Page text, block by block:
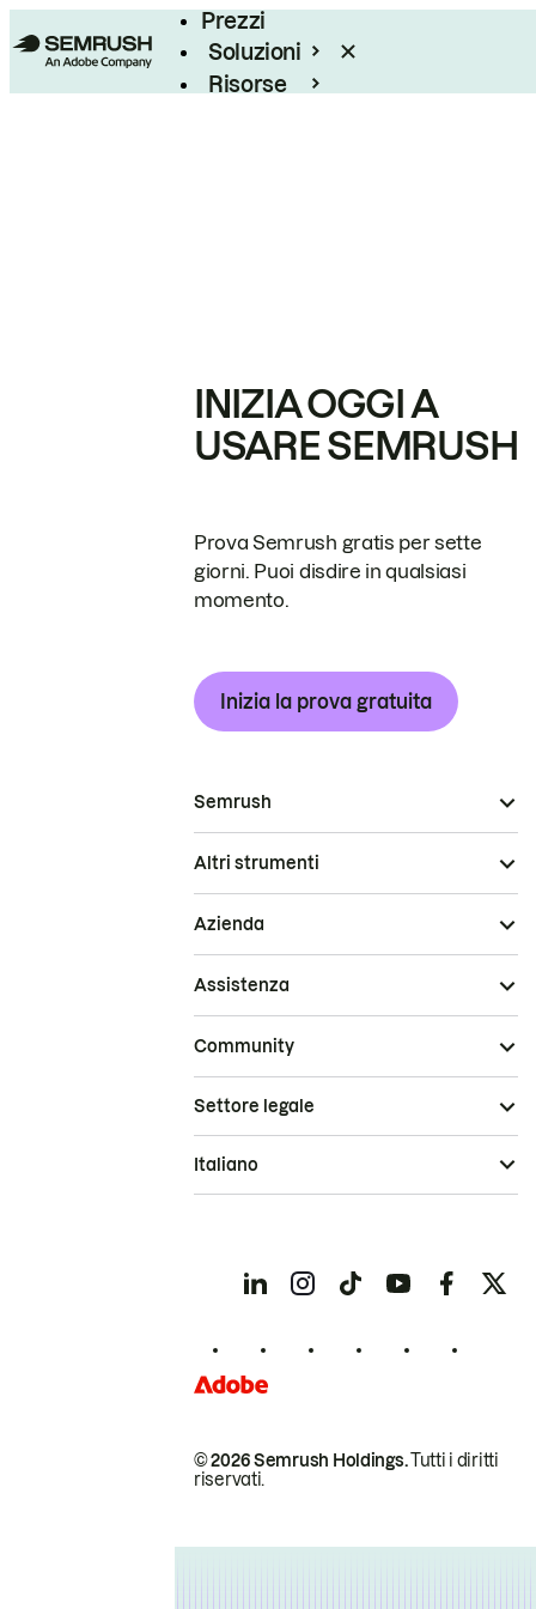
Prezzi
Soluzioni
Risorse
INIZIA OGGI A
USARE SEMRUSH
Prova Semrush gratis per sette
giorni. Puoi disdire in qualsiasi
momento.
Inizia la prova gratuita
Semrush
Altri strumenti
Azienda
Assistenza
Community
© 2026 Semrush Holdings.Tutti i diritti
riservati.
Settore legale
Italiano